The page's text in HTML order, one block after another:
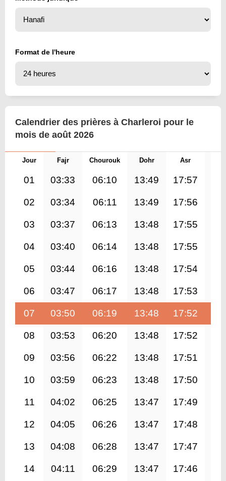
Format de l'heure
Calendrier des prières à Charleroi pour le
mois de août 2026
Jour Fajr Chourouk Dohr Asr
01 03:33 06:10 13:49 17:57
02 03:34 06:11 13:49 17:56
03 03:37 06:13 13:48 17:55
04 03:40 06:14 13:48 17:55
05 03:44 06:16 13:48 17:54
06 03:47 06:17 13:48 17:53
07 03:50 06:19 13:48 17:52
08 03:53 06:20 13:48 17:52
09 03:56 06:22 13:48 17:51
10 03:59 06:23 13:48 17:50
11 04:02 06:25 13:47 17:49
12 04:05 06:26 13:47 17:48
13 04:08 06:28 13:47 17:47
14 04:11 06:29 13:47 17:46